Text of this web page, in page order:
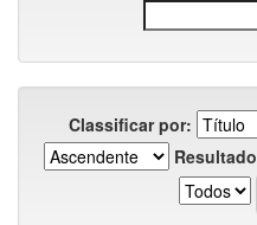
Classificar por: